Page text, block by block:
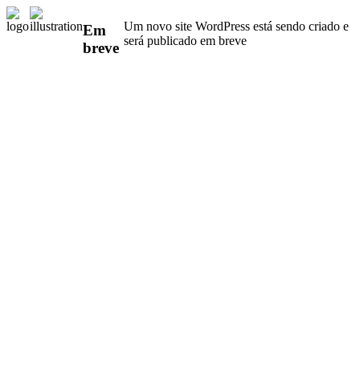
Em
breve
Um novo site WordPress está sendo criado e
será publicado em breve